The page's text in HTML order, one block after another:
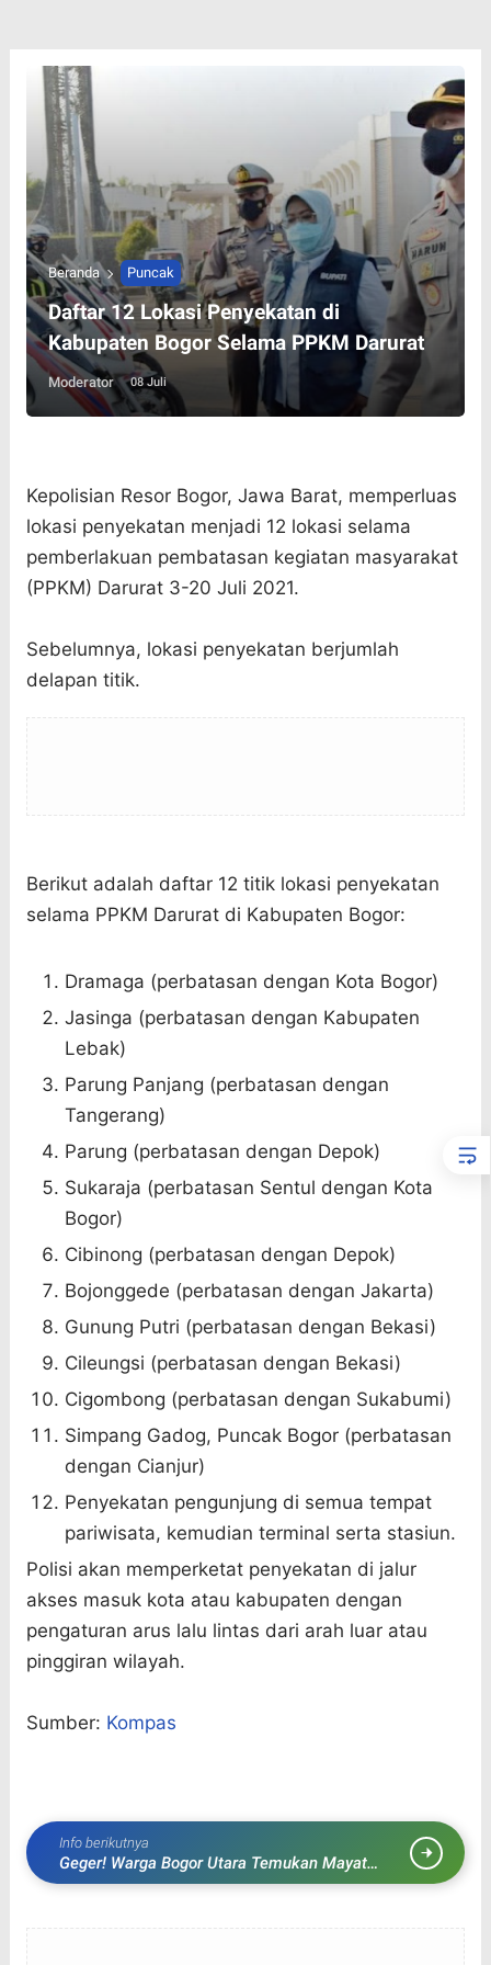
Beranda Puncak
Daftar 12 Lokasi Penyekatan di
Kabupaten Bogor Selama PPKM Darurat
Moderator 08 Juli
Kepolisian Resor Bogor, Jawa Barat, memperluas
lokasi penyekatan menjadi 12 lokasi selama
pemberlakuan pembatasan kegiatan masyarakat
(PPKM) Darurat 3-20 Juli 2021.
Sebelumnya, lokasi penyekatan berjumlah
delapan titik.
Berikut adalah daftar 12 titik lokasi penyekatan
selama PPKM Darurat di Kabupaten Bogor:
Dramaga (perbatasan dengan Kota Bogor)
Jasinga (perbatasan dengan Kabupaten
Lebak)
Parung Panjang (perbatasan dengan
Tangerang)
Parung (perbatasan dengan Depok)
Sukaraja (perbatasan Sentul dengan Kota
Bogor)
Cibinong (perbatasan dengan Depok)
Bojonggede (perbatasan dengan Jakarta)
Gunung Putri (perbatasan dengan Bekasi)
Cileungsi (perbatasan dengan Bekasi)
Cigombong (perbatasan dengan Sukabumi)
Simpang Gadog, Puncak Bogor (perbatasan
dengan Cianjur)
Penyekatan pengunjung di semua tempat
pariwisata, kemudian terminal serta stasiun.
Polisi akan memperketat penyekatan di jalur
akses masuk kota atau kabupaten dengan
pengaturan arus lalu lintas dari arah luar atau
pinggiran wilayah.
Sumber: Kompas
Info berikutnya
Geger! Warga Bogor Utara Temukan Mayat
Wanita Diduga Korban Mutilasi